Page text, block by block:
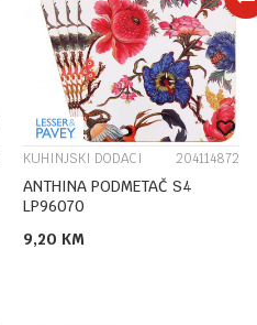
KUHINJSKI DODACI 204114872
ANTHINA PODMETAČ S4
LP96070
9,20 KM